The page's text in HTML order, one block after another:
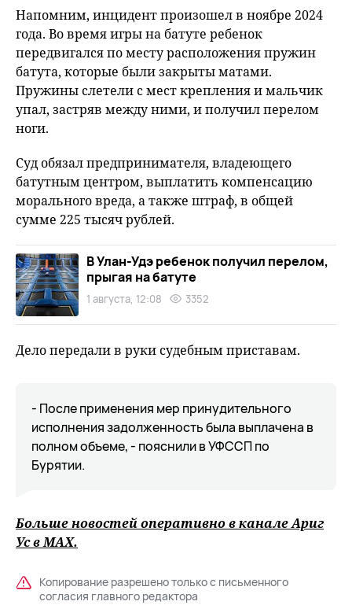
Напомним, инцидент произошел в ноябре 2024
года. Во время игры на батуте ребенок
передвигался по месту расположения пружин
батута, которые были закрыты матами.
Пружины слетели с мест крепления и мальчик
упал, застряв между ними, и получил перелом
ноги.
Суд обязал предпринимателя, владеющего
батутным центром, выплатить компенсацию
морального вреда, а также штраф, в общей
сумме 225 тысяч рублей.
В Улан-Удэ ребенок получил перелом,
прыгая на батуте
1 августа, 12:08 3352
Дело передали в руки судебным приставам.
- После применения мер принудительного
исполнения задолженность была выплачена в
полном объеме, - пояснили в УФССП по
Бурятии.
Больше новостей оперативно в канале Ариг
Ус вMAХ.
Копирование разрешено только с письменного
согласия главного редактора